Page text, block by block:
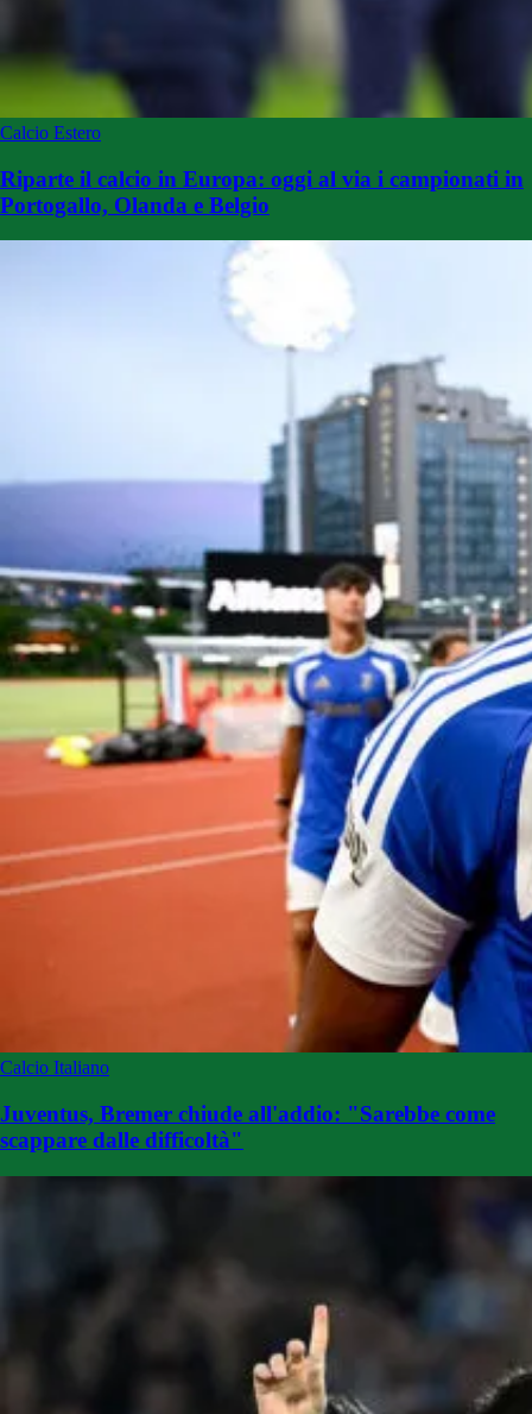
Calcio Estero
Riparte il calcio in Europa: oggi al via i campionati in
Portogallo, Olanda e Belgio
Calcio Italiano
Juventus, Bremer chiude all'addio: "Sarebbe come
scappare dalle difficoltà"